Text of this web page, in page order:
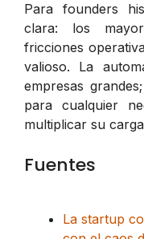
Para founders
clara: los
fricciones
valioso. La
empresas
para cualquier
multiplicar su
Fuentes
La startup